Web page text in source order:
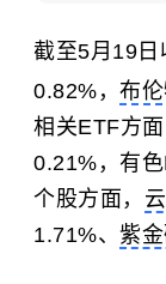
截至5月19日
0.82%， 布
相关ETF方
0.21%，有
个股方面，
1.71%、 紫